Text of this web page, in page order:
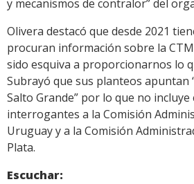
y mecanismos de contralor” del
Olivera destacó que desde 2021
procuran información sobre la
sido esquiva a proporcionarnos lo
Subrayó que sus planteos apuntan
Salto Grande” por lo que no
interrogantes a la Comisión
Uruguay y a la Comisión
Plata.
Escuchar: